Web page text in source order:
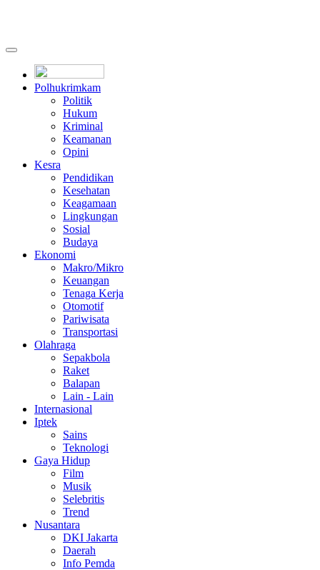
Polhukrimkam
Politik
Hukum
Kriminal
Keamanan
Opini
Kesra
Pendidikan
Kesehatan
Keagamaan
Lingkungan
Sosial
Budaya
Ekonomi
Makro/Mikro
Keuangan
Tenaga Kerja
Otomotif
Pariwisata
Transportasi
Olahraga
Sepakbola
Raket
Balapan
Lain - Lain
Internasional
Iptek
Sains
Teknologi
Gaya Hidup
Film
Musik
Selebritis
Trend
Nusantara
DKI Jakarta
Daerah
Info Pemda